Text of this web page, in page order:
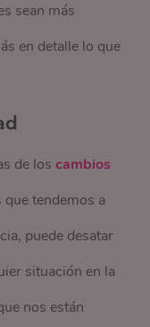
sean más
en detalle lo que
de loscambios
que tendemos a
puede desatar
situación en la
nos están